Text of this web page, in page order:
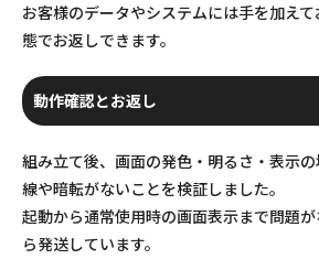
お客様のデータやシステムには手を加え
態でお返しできます。
動作確認とお返し
組み立て後、画面の発色・明るさ・表示の
線や暗転がないことを検証しました。
起動から通常使用時の画面表示まで問題
ら発送しています。